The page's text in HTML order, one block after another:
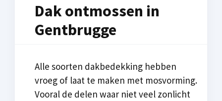
Dak ontmossen in
Gentbrugge
Alle soorten dakbedekking hebben
vroeg of laat te maken met mosvorming.
Vooral de delen waar niet veel zonlicht